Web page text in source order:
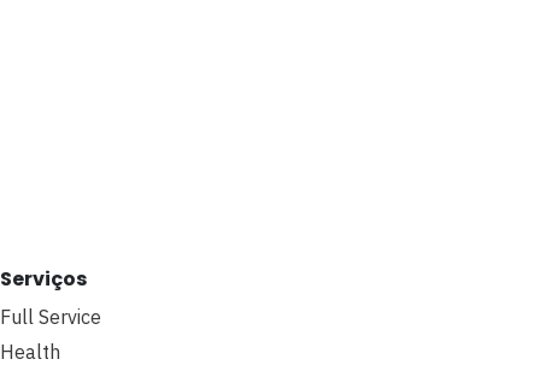
Serviços
Full Service
Health